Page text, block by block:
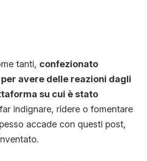
tanti, confezionato
avere delle reazioni dagli
su cui è stato
indignare, ridere o fomentare
accade con questi post,